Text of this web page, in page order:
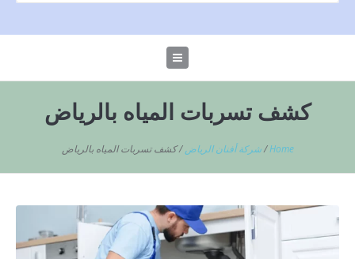
كشف تسربات المياه بالرياض
Home
/شركة أفنان الرياض /كشف تسربات المياه بالرياض